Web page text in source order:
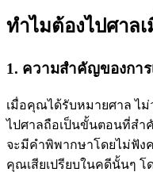
ทำไมต้องไปศาล
1. ความสำคัญของกา
เมื่อคุณได้รับหมายศาล ไ
ไปศาลถือเป็นขั้นตอนที่ส
จะมีคำพิพากษาโดยไม่ฟัง
คุณเสียเปรียบในคดีนั้นๆ โ